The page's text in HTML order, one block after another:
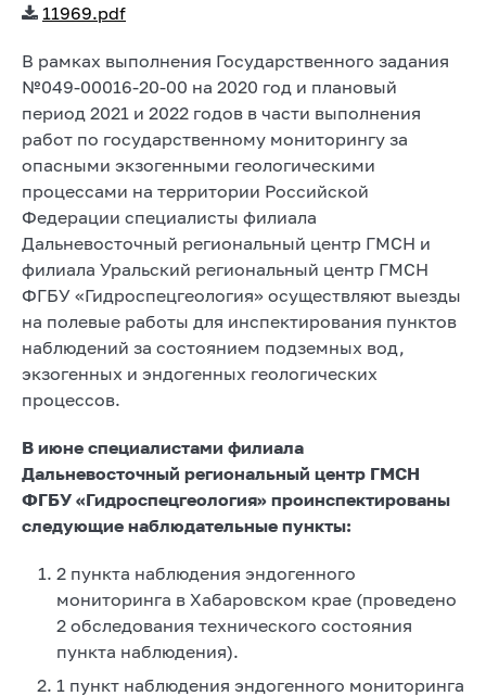
11969.pdf
В рамках выполнения Государственного задания
№049-00016-20-00 на 2020 год и плановый
период 2021 и 2022 годов в части выполнения
работ по государственному мониторингу за
опасными экзогенными геологическими
процессами на территории Российской
Федерации специалисты филиала
Дальневосточный региональный центр ГМСН и
филиала Уральский региональный центр ГМСН
ФГБУ «Гидроспецгеология» осуществляют выезды
на полевые работы для инспектирования пунктов
наблюдений за состоянием подземных вод,
экзогенных и эндогенных геологических
процессов.
В июне специалистами филиала
Дальневосточный региональный центр ГМСН
ФГБУ «Гидроспецгеология» проинспектированы
следующие наблюдательные пункты:
2 пункта наблюдения эндогенного
мониторинга в Хабаровском крае (проведено
2 обследования технического состояния
пункта наблюдения).
1 пункт наблюдения эндогенного мониторинга